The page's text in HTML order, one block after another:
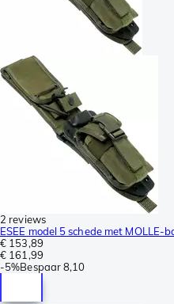
2 reviews
ESEE model 5 schede met MOLLE-
€ 153,89
€ 161,99
-5%Bespaar8,10